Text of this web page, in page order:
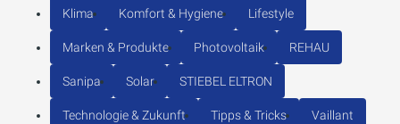
Klima Komfort & Hygiene Lifestyle
Marken & Produkte Photovoltaik REHAU
Sanipa Solar STIEBEL ELTRON
Technologie & Zukunft Tipps & Tricks Vaillant